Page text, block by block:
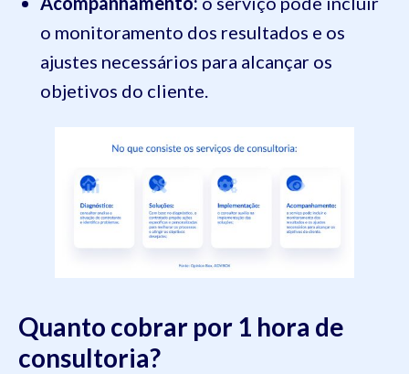
o monitoramento dos resultados e os
ajustes necessários para alcançar os
objetivos do cliente.
Quanto cobrar por 1 hora de
consultoria?